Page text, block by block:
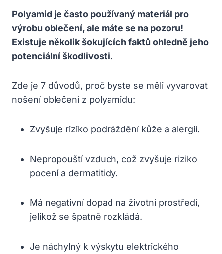
Polyamid je často používaný materiál pro
výrobu oblečení, ale máte se na pozoru!
Existuje několik šokujících faktů ohledně jeho
potenciální škodlivosti.
Zde je 7 důvodů, proč byste se měli vyvarovat
nošení oblečení z polyamidu:
Zvyšuje riziko podráždění kůže a alergií.
Nepropouští vzduch, což zvyšuje riziko
pocení a dermatitidy.
Má negativní dopad na životní prostředí,
jelikož se špatně rozkládá.
Je náchylný k výskytu elektrického